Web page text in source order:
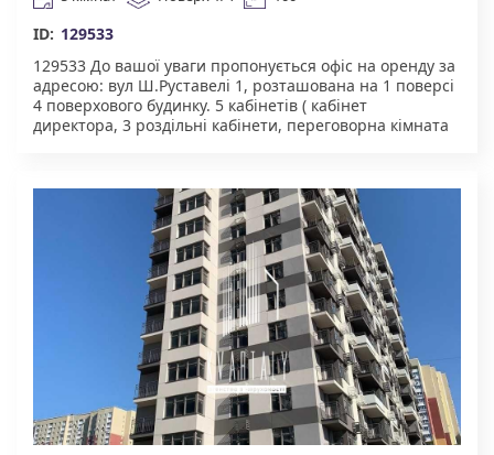
ID: 129533
129533 До вашої уваги пропонується офіс на оренду за
адресою: вул Ш.Руставелі 1, розташована на 1 поверсі
4 поверхового будинку. 5 кабінетів ( кабінет
директора, 3 роздільні кабінети, переговорна кімната
система AJAX ТРЦ Гулівер, багато кавярень, кафе,
ресторанів поруч. Чудова інфраструктура. У пішій
доступності магазини, кафе, школи, дитячі садки,
медичні заклади. Тихий та затишний двір, зони для
відпочинку та паркування. Зручна транспортна
розв'язка. Агентство нерухомості "Квартали"
Працюючи з нами, ви отримуєте лише перевірене
житло від реальних орендодавців за адекватною
ціною. Підтримка на всіх етапах угоди. Ми гарантуємо,
що ви залишитеся задоволені співпрацею! КОМІСІЯ
АН Квартали 50% за фактом підписання договору